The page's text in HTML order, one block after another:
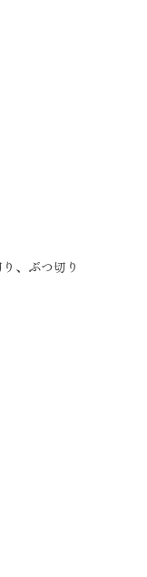
、ぶつ切り